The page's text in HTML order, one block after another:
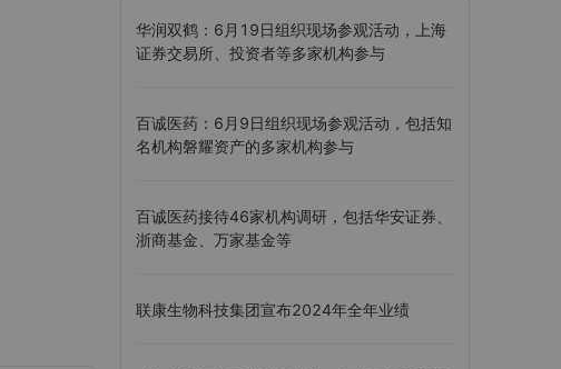
华润双鹤：6月19日组织现场参观活动，上海
证券交易所、投资者等多家机构参与
百诚医药：6月9日组织现场参观活动，包括知
名机构磐耀资产的多家机构参与
百诚医药接待46家机构调研，包括华安证券、
浙商基金、万家基金等
联康生物科技集团宣布2024年全年业绩